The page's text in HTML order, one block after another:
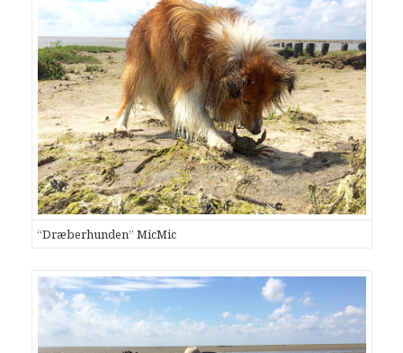
“Dræberhunden” MicMic